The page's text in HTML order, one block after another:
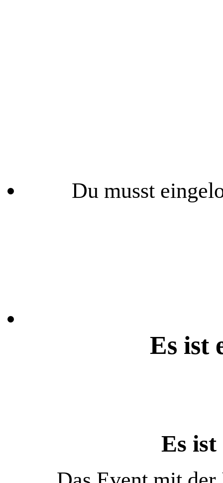
Du musst
Es ist
Es